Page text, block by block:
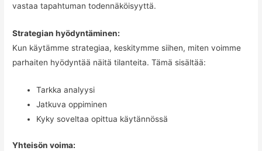
vastaa tapahtuman todennäköisyyttä.
Strategian hyödyntäminen:
Kun käytämme strategiaa, keskitymme siihen, miten voimme
parhaiten hyödyntää näitä tilanteita. Tämä sisältää:
Tarkka analyysi
Jatkuva oppiminen
Kyky soveltaa opittua käytännössä
Yhteisön voima: